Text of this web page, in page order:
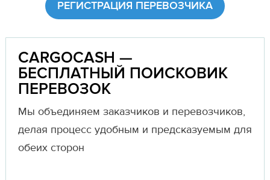
РЕГИСТРАЦИЯ ПЕРЕВОЗЧИКА
CARGOCASH —
БЕСПЛАТНЫЙ ПОИСКОВИК
ПЕРЕВОЗОК
Мы объединяем заказчиков и перевозчиков,
делая процесс удобным и предсказуемым для
обеих сторон